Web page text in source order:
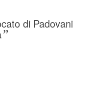
di Padovani
”